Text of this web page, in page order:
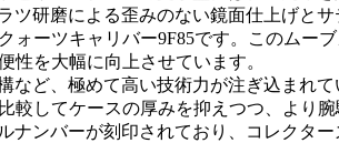
研磨による歪みのない鏡面仕上げと
ーツキャリバー9F85です。このムー
性を大幅に向上させています。
ど、極めて高い技術力が注ぎ込まれ
してケースの厚みを抑えつつ、より
ンバーが刻印されており、コレクタ